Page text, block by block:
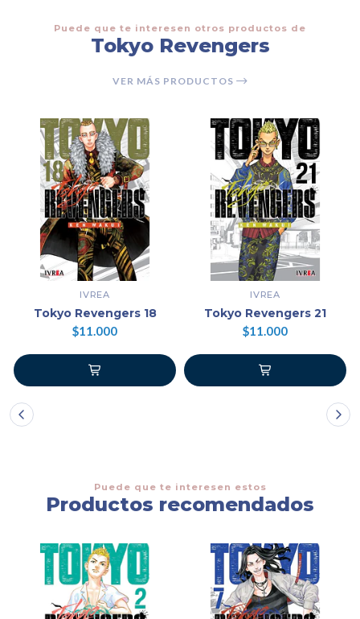
Puede que te interesen otros productos de
Tokyo Revengers
VER MÁS PRODUCTOS
IVREA
Tokyo Revengers 18
$11.000
IVREA
Tokyo Revengers 21
$11.000
Puede que te interesen estos
Productos recomendados